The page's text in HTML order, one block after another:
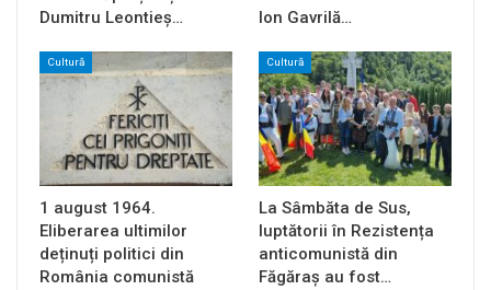
Dumitru Leontieș…
Ion Gavrilă…
Cultură
1 august 1964.
Eliberarea ultimilor
deținuți politici din
România comunistă
Cultură
La Sâmbăta de Sus,
luptătorii în Rezistența
anticomunistă din
Făgăraș au fost…